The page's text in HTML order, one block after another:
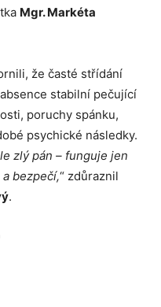
Mgr. Markéta
že časté střídání
stabilní pečující
poruchy spánku,
psychické následky.
zlý pán – funguje jen
bezpečí,“ zdůraznil
.